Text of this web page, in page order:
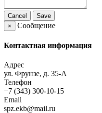
Cancel
Save
×
Сообщение
Контактная информация
Адрес
ул. Фрунзе, д. 35-А
Телефон
+7 (343) 300-10-15
Email
spz.ekb@mail.ru